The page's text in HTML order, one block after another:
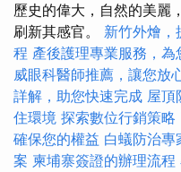
歷史的偉大，自然的美麗
刷新其感官。 新竹外燴，
程 產後護理專業服務，
威眼科醫師推薦，讓您放
詳解，助您快速完成 屋頂
住環境 探索數位行銷策略
確保您的權益 白蟻防治專
案 柬埔寨簽證的辦理流程